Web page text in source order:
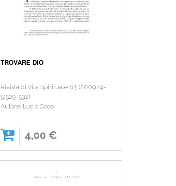
TROVARE DIO
Rivista di Vita Spirituale 63 (2009/4-
5:529-532)
Autore: Lucio Coco
4,00 €